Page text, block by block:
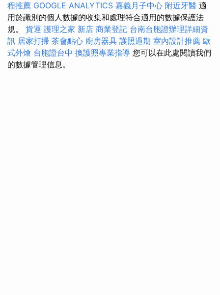
程推薦 GOOGLE ANALYTICS 嘉義月子中心 附近牙醫 適
用於識別的個人數據的收集和處理符合適用的數據保護法
規。 貨運 護理之家 新店 商業登記 台南台胞證辦理詳細資
訊 居家打掃 茶會點心 廚房器具 護照過期 室內設計推薦 歐
式外燴 台胞證台中 換護照專業指導 您可以在此處閱讀我們
的數據管理信息。